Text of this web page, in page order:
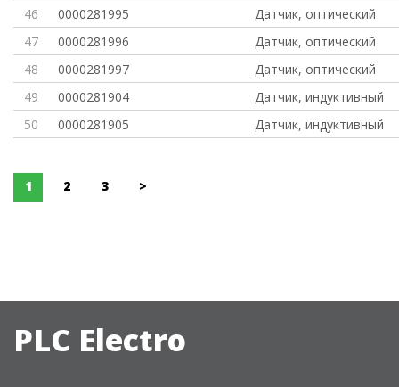
46
0000281995
Датчик, оптический
47
0000281996
Датчик, оптический
48
0000281997
Датчик, оптический
49
0000281904
Датчик, индуктивный
50
0000281905 Датчик, индуктивный
1 2 3 >
PLC Electro